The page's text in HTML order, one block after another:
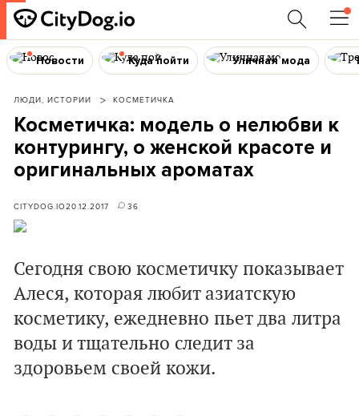
Новости Куда пойти Уличная мода
ЛЮДИ, ИСТОРИИ КОСМЕТИЧКА
Косметичка: модель о нелюбви к
контурингу, о женской красоте и
оригинальных ароматах
CITYDOG.IO20.12.2017 36
Сегодня свою косметичку показывает
Алеся, которая любит азиатскую
косметику, ежедневно пьет два литра
воды и тщательно следит за
здоровьем своей кожи.